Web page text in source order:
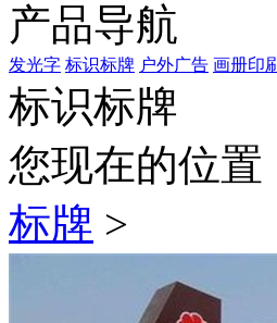
产品导航
发光字 标识标牌 户外广告 画册印
标识标牌
您现在的位置
标牌 >